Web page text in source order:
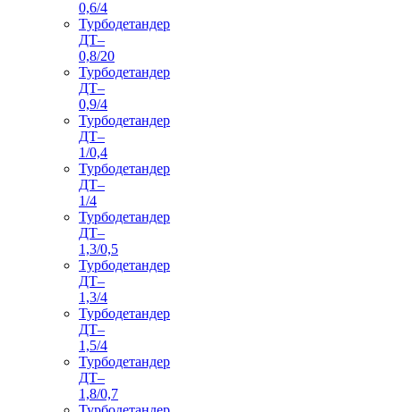
0,6/4
Турбодетандер
ДТ–
0,8/20
Турбодетандер
ДТ–
0,9/4
Турбодетандер
ДТ–
1/0,4
Турбодетандер
ДТ–
1/4
Турбодетандер
ДТ–
1,3/0,5
Турбодетандер
ДТ–
1,3/4
Турбодетандер
ДТ–
1,5/4
Турбодетандер
ДТ–
1,8/0,7